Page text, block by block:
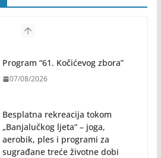
Program “61. Kočićevog zbora”
07/08/2026
Besplatna rekreacija tokom
„Banjalučkog ljeta“ – joga,
aerobik, ples i programi za
sugrađane treće životne dobi